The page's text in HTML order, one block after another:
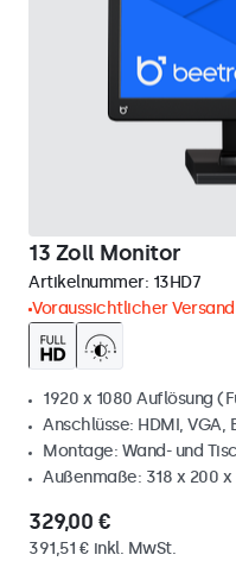
13 Zoll Monitor
Artikelnummer: 13HD7
Voraussichtlicher Versand
1920 x 1080 Auflösung
Anschlüsse: HDMI, VGA,
Montage: Wand- und
Außenmaße: 318 x 200
329,00 €
391,51 € inkl. MwSt.